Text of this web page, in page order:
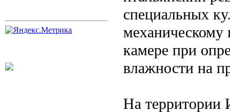
специальных
механическому
камере при
влажности на
На территории